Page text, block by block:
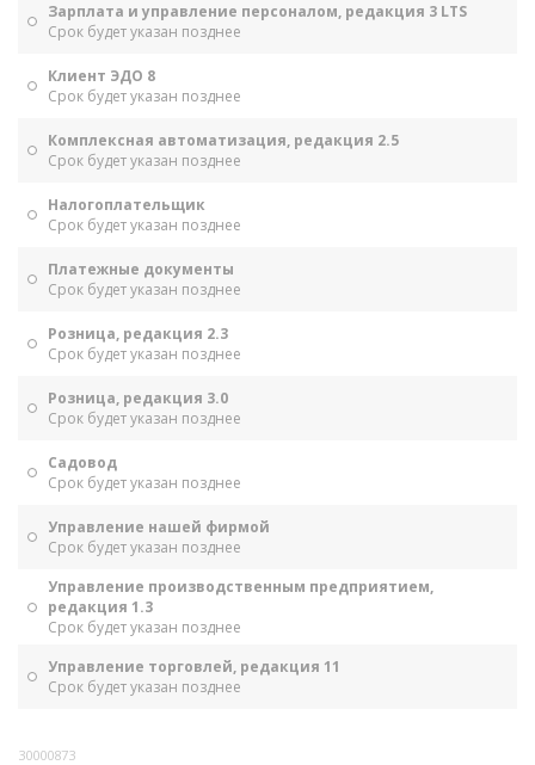
Зарплата и управление персоналом, редакция 3 LTS
Срок будет указан позднее
Клиент ЭДО 8
Срок будет указан позднее
Комплексная автоматизация, редакция 2.5
Срок будет указан позднее
Налогоплательщик
Срок будет указан позднее
Платежные документы
Срок будет указан позднее
Розница, редакция 2.3
Срок будет указан позднее
Розница, редакция 3.0
Срок будет указан позднее
Садовод
Срок будет указан позднее
Управление нашей фирмой
Срок будет указан позднее
Управление производственным предприятием,
редакция 1.3
Срок будет указан позднее
Управление торговлей, редакция 11
Срок будет указан позднее
30000873